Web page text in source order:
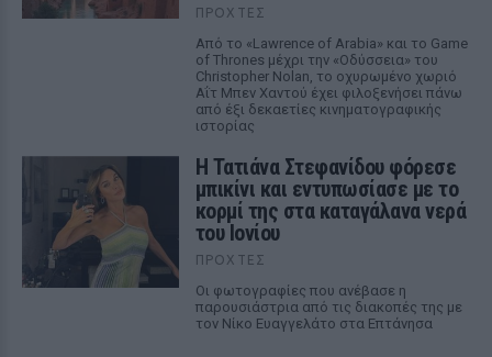
ΠΡΟΧΤΈΣ
Από το «Lawrence of Arabia» και το Game
of Thrones μέχρι την «Οδύσσεια» του
Christopher Nolan, το οχυρωμένο χωριό
Αΐτ Μπεν Χαντού έχει φιλοξενήσει πάνω
από έξι δεκαετίες κινηματογραφικής
ιστορίας
Η Τατιάνα Στεφανίδου φόρεσε
μπικίνι και εντυπωσίασε με το
κορμί της στα καταγάλανα νερά
του Ιονίου
ΠΡΟΧΤΈΣ
Οι φωτογραφίες που ανέβασε η
παρουσιάστρια από τις διακοπές της με
τον Νίκο Ευαγγελάτο στα Επτάνησα